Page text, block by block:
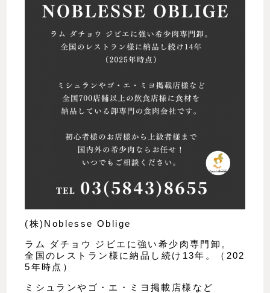
(株)Noblesse Oblige
ラム ダチョウ ジビエに強い希少肉専門卸。
全国のレストラン様に納品し続け13年。（202
5年時点）
ミシュランやゴ・エ・ミヨ掲載店様など